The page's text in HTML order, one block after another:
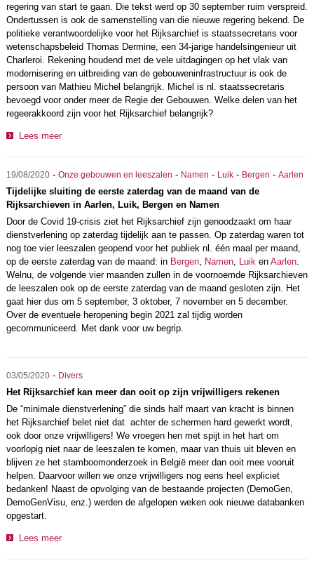
regering van start te gaan. Die tekst werd op 30 september ruim verspreid.
Ondertussen is ook de samenstelling van die nieuwe regering bekend. De
politieke verantwoordelijke voor het Rijksarchief is staatssecretaris voor
wetenschapsbeleid Thomas Dermine, een 34-jarige handelsingenieur uit
Charleroi. Rekening houdend met de vele uitdagingen op het vlak van
modernisering en uitbreiding van de gebouweninfrastructuur is ook de
persoon van Mathieu Michel belangrijk. Michel is nl. staatssecretaris
bevoegd voor onder meer de Regie der Gebouwen. Welke delen van het
regeerakkoord zijn voor het Rijksarchief belangrijk?
Lees meer
19/08/2020- Onze gebouwen en leeszalen - Namen - Luik- Bergen - Aarlen
Tijdelijke sluiting de eerste zaterdag van de maand van de
Rijksarchieven in Aarlen, Luik, Bergen en Namen
Door de Covid 19-crisis ziet het Rijksarchief zijn genoodzaakt om haar
dienstverlening op zaterdag tijdelijk aan te passen. Op zaterdag waren tot
nog toe vier leeszalen geopend voor het publiek nl. één maal per maand,
op de eerste zaterdag van de maand: in Bergen, Namen, Luik en Aarlen.
Welnu, de volgende vier maanden zullen in de voornoemde Rijksarchieven
de leeszalen ook op de eerste zaterdag van de maand gesloten zijn. Het
gaat hier dus om 5 september, 3 oktober, 7 november en 5 december.
Over de eventuele heropening begin 2021 zal tijdig worden
gecommuniceerd. Met dank voor uw begrip.
03/05/2020- Divers
Het Rijksarchief kan meer dan ooit op zijn vrijwilligers rekenen
De “minimale dienstverlening” die sinds half maart van kracht is binnen
het Rijksarchief belet niet dat achter de schermen hard gewerkt wordt,
ook door onze vrijwilligers! We vroegen hen met spijt in het hart om
voorlopig niet naar de leeszalen te komen, maar van thuis uit bleven en
blijven ze het stamboomonderzoek in België meer dan ooit mee vooruit
helpen. Daarvoor willen we onze vrijwilligers nog eens heel expliciet
bedanken! Naast de opvolging van de bestaande projecten (DemoGen,
DemoGenVisu, enz.) werden de afgelopen weken ook nieuwe databanken
opgestart.
Lees meer